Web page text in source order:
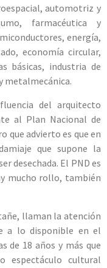
automotriz y
farmacéutica y
energía,
economía circular,
básicas, industria de
metalmecánica.
del arquitecto
al Plan Nacional de
que advierto es que en
que supone la
desechada. El PND es
mucho rollo, también
llaman la atención
a lo disponible en el
de 18 años y más que
espectáculo cultural